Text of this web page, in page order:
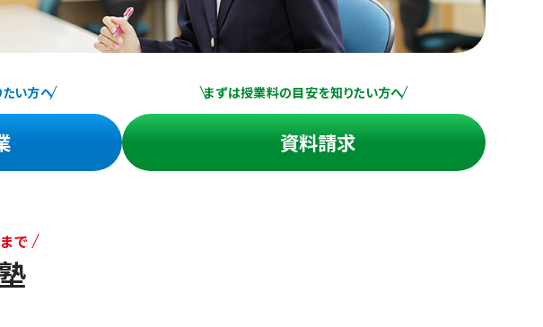
い方へ まずは授業料の目安を知りたい方へ
資料請求
で